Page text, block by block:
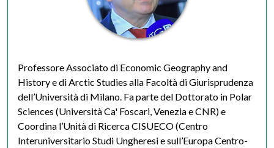
Professore Associato di Economic Geography and
History e di Arctic Studies alla Facoltà di Giurisprudenza
dell’Università di Milano. Fa parte del Dottorato in Polar
Sciences (Università Ca' Foscari, Venezia e CNR) e
Coordina l’Unità di Ricerca CISUECO (Centro
Interuniversitario Studi Ungheresi e sull’Europa Centro-